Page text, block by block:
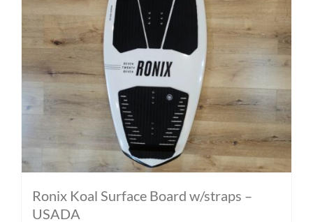
Ronix Koal Surface Board w/straps –
USADA